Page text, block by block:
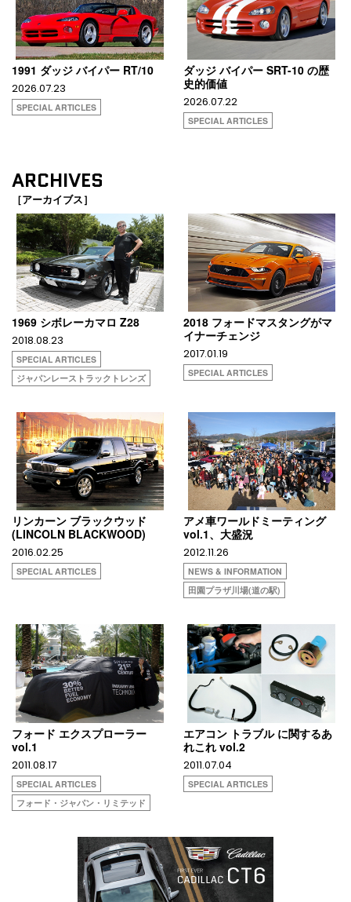
1991 ダッジ バイパー RT/10
2026.07.23
SPECIAL ARTICLES
ダッジ バイパー SRT-10 の歴
史的価値
2026.07.22
SPECIAL ARTICLES
ARCHIVES
［アーカイブス］
1969 シボレーカマロ Z28
2018.08.23
SPECIAL ARTICLES
ジャパンレーストラックトレンズ
2018 フォードマスタングがマ
イナーチェンジ
2017.01.19
SPECIAL ARTICLES
リンカーン ブラックウッド
(LINCOLN BLACKWOOD)
2016.02.25
SPECIAL ARTICLES
アメ車ワールドミーティング
vol.1、大盛況
2012.11.26
NEWS & INFORMATION
田園プラザ川場(道の駅)
フォード エクスプローラー
vol.1
2011.08.17
SPECIAL ARTICLES
フォード・ジャパン・リミテッド
エアコン トラブル に関するあ
れこれ vol.2
2011.07.04
SPECIAL ARTICLES